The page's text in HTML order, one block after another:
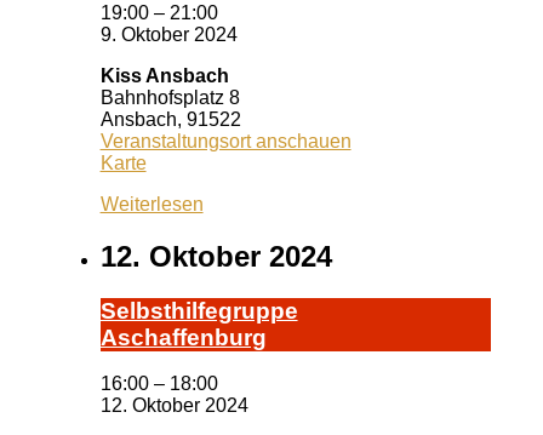
19:00 – 21:00
9. Oktober 2024
Kiss Ansbach
Bahnhofsplatz 8
Ansbach, 91522
Veranstaltungsort anschauen
KarteKiss
Weiterlesen
12. Oktober 2024
Selbst­hil­fe­grup­pe
A­schaf­fen­burg
16:00 – 18:00
12. Oktober 2024